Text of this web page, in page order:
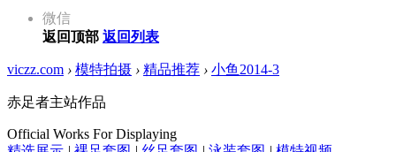
微信
返回顶部 返回列表
viczz.com › 模特拍摄 › 精品推荐 › 小鱼2014-3
赤足者主站作品
Official Works For Displaying